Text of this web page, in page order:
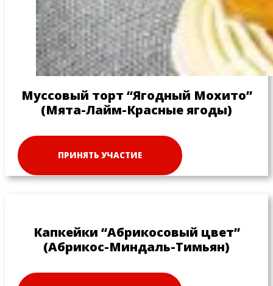
Муссовый торт “Ягодный Мохито”
(Мята-Лайм-Красные ягоды)
ПРИНЯТЬ УЧАСТИЕ
Капкейки “Абрикосовый цвет”
(Абрикос-Миндаль-Тимьян)